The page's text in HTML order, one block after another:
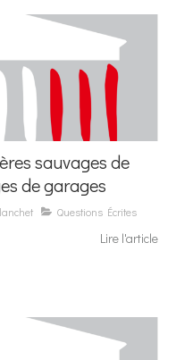
sauvages de
de garages
Questions Écrites
Lire l'article